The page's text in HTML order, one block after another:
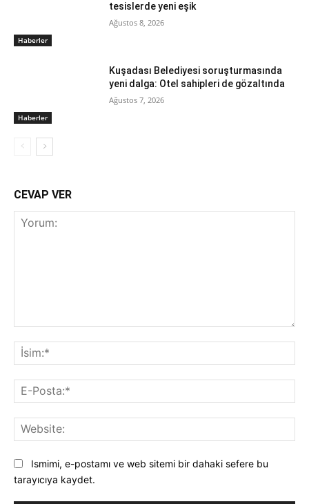
Haberler
tesislerde yeni eşik
Ağustos 8, 2026
Haberler
Kuşadası Belediyesi soruşturmasında
yeni dalga: Otel sahipleri de gözaltında
Ağustos 7, 2026
CEVAP VER
Ismimi, e-postamı ve web sitemi bir dahaki sefere bu
tarayıcıya kaydet.